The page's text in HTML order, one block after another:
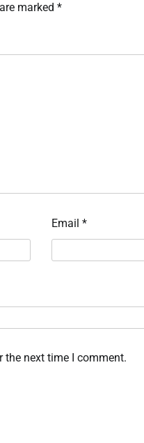
marked *
Email *
the next time I comment.